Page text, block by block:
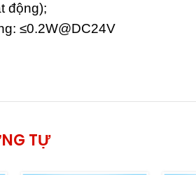
động);
≤0.2W@DC24V
TỰ